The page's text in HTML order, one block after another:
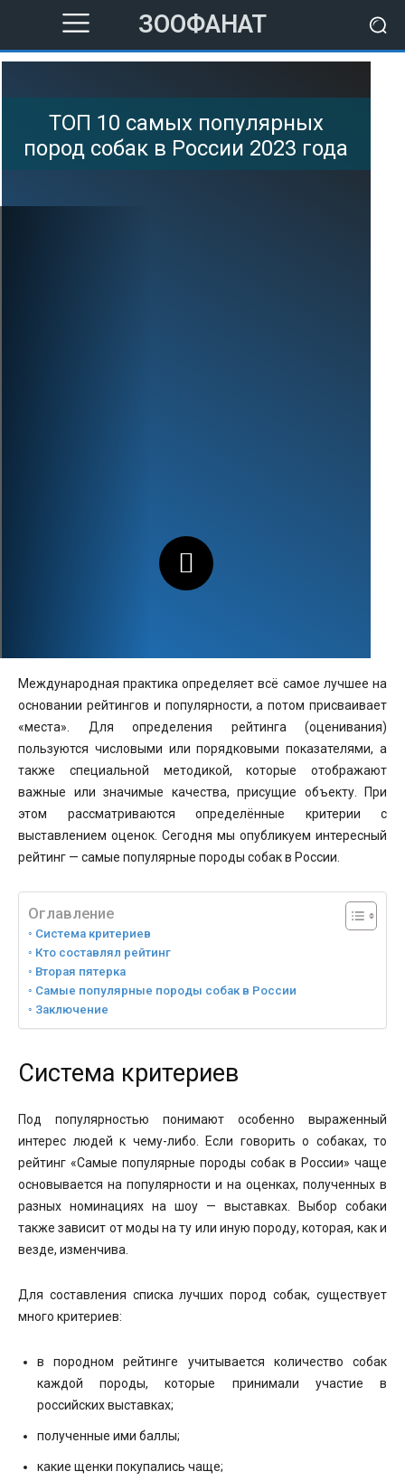
ЗООФАНАТ
ТОП 10 самых популярных
пород собак в России 2023 года
Международная практика определяет всё самое лучшее на
основании рейтингов и популярности, а потом присваивает
«места». Для определения рейтинга (оценивания)
пользуются числовыми или порядковыми показателями, а
также специальной методикой, которые отображают
важные или значимые качества, присущие объекту. При
этом рассматриваются определённые критерии с
выставлением оценок. Сегодня мы опубликуем интересный
рейтинг — самые популярные породы собак в России.
Оглавление
Система критериев
Кто составлял рейтинг
Вторая пятерка
Самые популярные породы собак в России
Заключение
Система критериев
Под популярностью понимают особенно выраженный
интерес людей к чему-либо. Если говорить о собаках, то
рейтинг «Самые популярные породы собак в России» чаще
основывается на популярности и на оценках, полученных в
разных номинациях на шоу — выставках. Выбор собаки
также зависит от моды на ту или иную породу, которая, как и
везде, изменчива.
Для составления списка лучших пород собак, существует
много критериев:
в породном рейтинге учитывается количество собак
каждой породы, которые принимали участие в
российских выставках;
полученные ими баллы;
какие щенки покупались чаще;